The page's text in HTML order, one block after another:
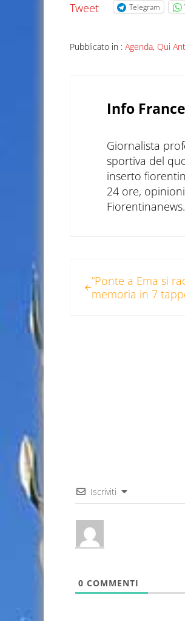
Tweet Telegram
Pubblicato in : Agenda, Qui
Info
Giornalista
sportiva del
inserto
24 ore,
“Ponte a Ema si
memoria in 7
Iscriviti
0 COMMENTI